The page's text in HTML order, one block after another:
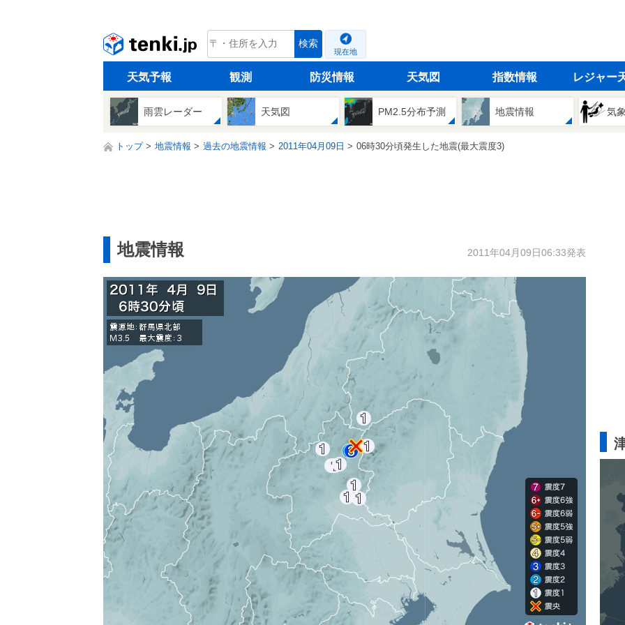
tenki.jp 検索
現在地
天気予報 観測 防災情報 天気図 指数情報 レジャー
雨雲レーダー 天気図 PM2.5分布予測 地震情報 気
トップ 地震情報 過去の地震情報 2011年04月09日 06時30分頃発生した地震(最大震度3)
地震情報 2011年04月09日06:33発表